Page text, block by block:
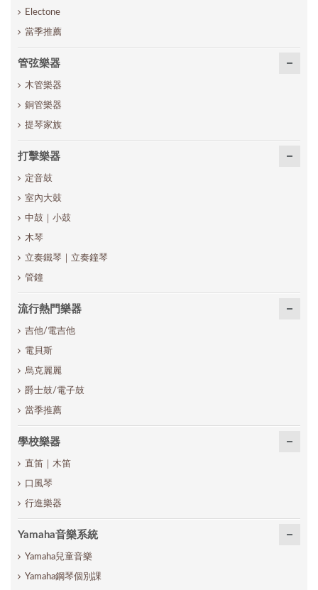
Electone
當季推薦
管弦樂器
木管樂器
銅管樂器
提琴家族
打擊樂器
定音鼓
室內大鼓
中鼓｜小鼓
木琴
立奏鐵琴｜立奏鐘琴
管鐘
流行熱門樂器
吉他/電吉他
電貝斯
烏克麗麗
爵士鼓/電子鼓
當季推薦
學校樂器
直笛｜木笛
口風琴
行進樂器
Yamaha音樂系統
Yamaha兒童音樂
Yamaha鋼琴個別課